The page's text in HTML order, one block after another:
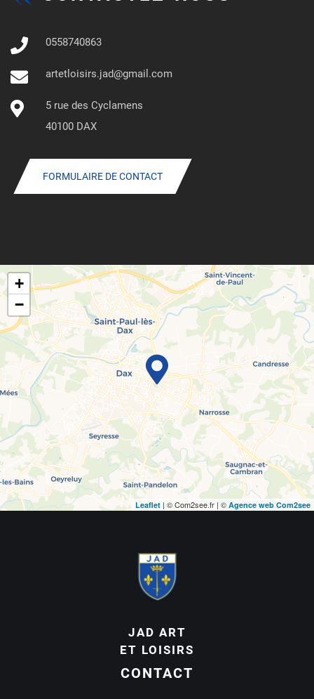
0558740863
artetloisirs.jad@gmail.com
5 rue des Cyclamens
40100 DAX
FORMULAIRE DE CONTACT
+
−
Leaflet | © Com2see.fr | © Agence web Com2see
JAD ART
ET LOISIRS
CONTACT